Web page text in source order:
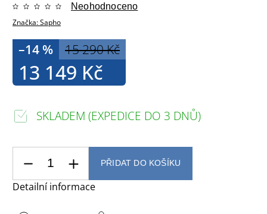
Značka:Sapho
Neohodnoceno
15 290 Kč
–14 %
13 149 Kč
SKLADEM (EXPEDICE DO 3 DNŮ)
PŘIDAT DO KOŠÍKU
Detailní informace